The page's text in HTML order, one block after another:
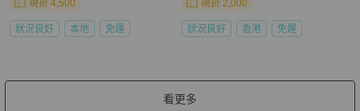
現折 4,500
狀況良好 本地 免運
現折 2,000
狀況良好 香港 免運
看更多